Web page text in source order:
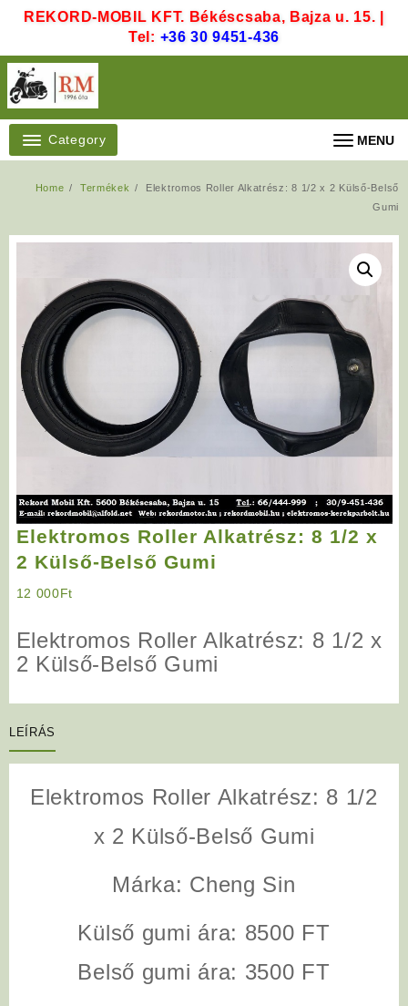
REKORD-MOBIL KFT. Békéscsaba, Bajza u. 15. |
Tel: +36 30 9451-436
Category MENU
Home Termékek
Elektromos Roller Alkatrész: 8 1/2 x 2 Külső-Belső
Gumi
Elektromos Roller Alkatrész: 8 1/2 x
2 Külső-Belső Gumi
12 000Ft
Elektromos Roller Alkatrész: 8 1/2 x
2 Külső-Belső Gumi
LEÍRÁS
Elektromos Roller Alkatrész: 8 1/2
x 2 Külső-Belső Gumi
Márka: Cheng Sin
Külső gumi ára: 8500 FT
Belső gumi ára: 3500 FT